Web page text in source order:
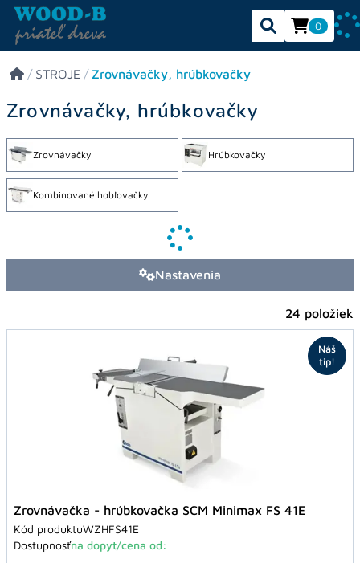
0
/ STROJE / Zrovnávačky, hrúbkovačky
Zrovnávačky, hrúbkovačky
Zrovnávačky Hrúbkovačky
Kombinované hobľovačky
Nastavenia
24 položiek
Náš
tip!
Zrovnávačka - hrúbkovačka SCM Minimax FS 41E
Kód produktuWZHFS41E
Dostupnosťna dopyt/cena od: